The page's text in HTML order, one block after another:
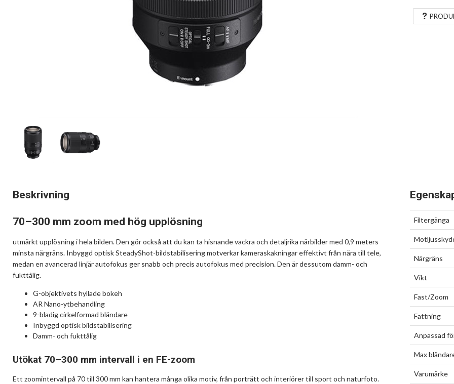
Beskrivning
70–300 mm zoom med hög upplösning
utmärkt upplösning i hela bilden. Den gör också att du kan ta hisnande vackra och detaljrika närbilder med 0,9 meters
minsta närgräns. Inbyggd optisk SteadyShot-bildstabilisering motverkar kameraskakningar effektivt från nära till tele,
medan en avancerad linjär autofokus ger snabb och precis autofokus med precision. Den är dessutom damm- och
fukttålig.
G-objektivets hyllade bokeh
AR Nano-ytbehandling
9-bladig cirkelformad bländare
Inbyggd optisk bildstabilisering
Damm- och fukttålig
Utökat 70–300 mm intervall i en FE-zoom
Ett zoomintervall på 70 till 300 mm kan hantera många olika motiv, från porträtt och interiörer till sport och naturfoto.
Filtergänga
Närgräns
Vikt
Fast/Zoom
Fattning
Anpassad
Max
Varumärke